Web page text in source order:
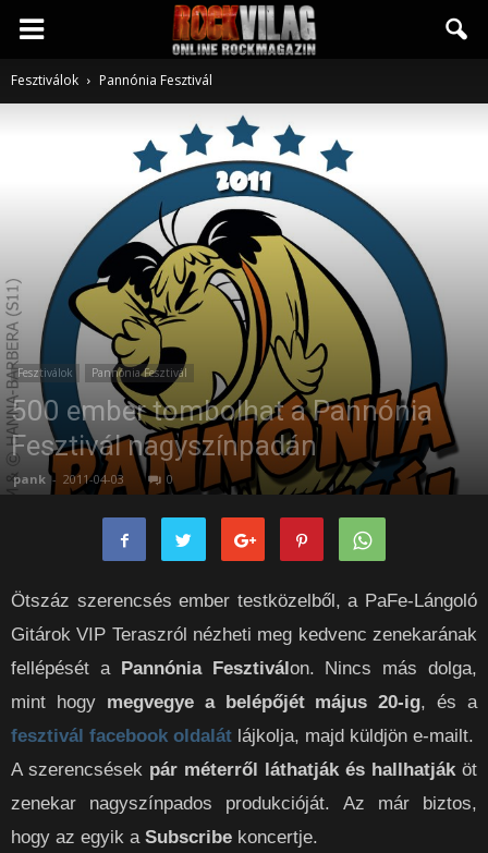
Rockvilág.hu
Fesztiválok Pannónia Fesztivál
Fesztiválok Pannónia Fesztivál
500 ember tombolhat a Pannónia
Fesztivál nagyszínpadán
pank - 2011-04-03 0
Ötszáz szerencsés ember testközelből, a PaFe-Lángoló
Gitárok VIP Teraszról nézheti meg kedvenc zenekarának
fellépését a Pannónia Fesztiválon. Nincs más dolga,
mint hogy megvegye a belépőjét május 20-ig, és a
fesztivál facebook oldalát lájkolja, majd küldjön e-mailt.
A szerencsések pár méterről láthatják és hallhatjáköt
zenekar nagyszínpados produkcióját. Az már biztos,
hogy az egyik a Subscribe koncertje.